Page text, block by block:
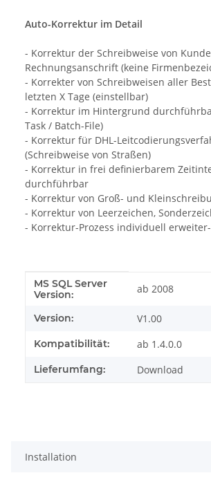
Auto-Korrektur im Detail
- Korrektur der Schreibweise von
Rechnungsanschrift (keine
- Korrekter von Schreibweisen aller
letzten X Tage (einstellbar)
- Korrektur im Hintergrund
Task / Batch-File)
- Korrektur für DHL-
(Schreibweise von Straßen)
- Korrektur in frei definierbarem
durchführbar
- Korrektur von Groß- und
- Korrektur von Leerzeichen,
- Korrektur-Prozess individuell
Produkteigenschaft
Wert
MS SQL Server
Version:
ab 2008
Version: V1.00
Kompatibilität: ab 1.4.0.0
Lieferumfang: Download
Installation